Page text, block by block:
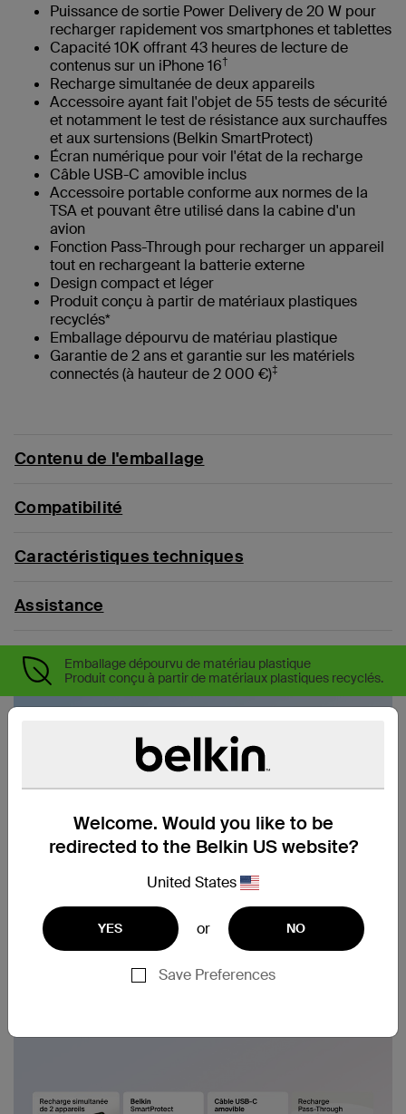
Welcome. Would you like to be
redirected to the Belkin US website?
United States
YES or NO
Save Preferences
Puissance de sortie Power Delivery de 20 W pour
recharger rapidement vos smartphones et tablettes
Capacité 10K offrant 43 heures de lecture de
contenus sur un iPhone 16†
Recharge simultanée de deux appareils
Accessoire ayant fait l'objet de 55 tests de sécurité
et notamment le test de résistance aux surchauffes
et aux surtensions (Belkin SmartProtect)
Écran numérique pour voir l'état de la recharge
Câble USB-C amovible inclus
Accessoire portable conforme aux normes de la
TSA et pouvant être utilisé dans la cabine d'un
avion
Fonction Pass-Through pour recharger un appareil
tout en rechargeant la batterie externe
Design compact et léger
Produit conçu à partir de matériaux plastiques
recyclés*
‌Emballage dépourvu de matériau plastique
Garantie de 2 ans et garantie sur les matériels
connectés (à hauteur de 2 000 €)‡
Contenu de l'emballage
Compatibilité
Caractéristiques techniques
Assistance
Emballage dépourvu de matériau plastique
Produit conçu à partir de matériaux plastiques recyclés.